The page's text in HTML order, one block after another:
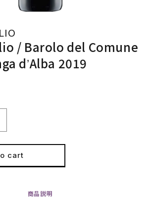
/ Barolo del Comune
dʼAlba 2019
cart
商品説明